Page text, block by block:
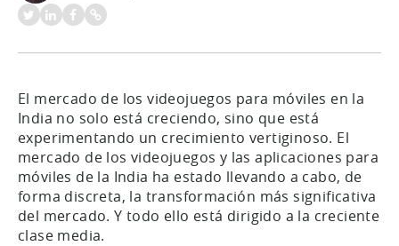
El mercado de los videojuegos para móviles en la
India no solo está creciendo, sino que está
experimentando un crecimiento vertiginoso. El
mercado de los videojuegos y las aplicaciones para
móviles de la India ha estado llevando a cabo, de
forma discreta, la transformación más significativa
del mercado. Y todo ello está dirigido a la creciente
clase media.